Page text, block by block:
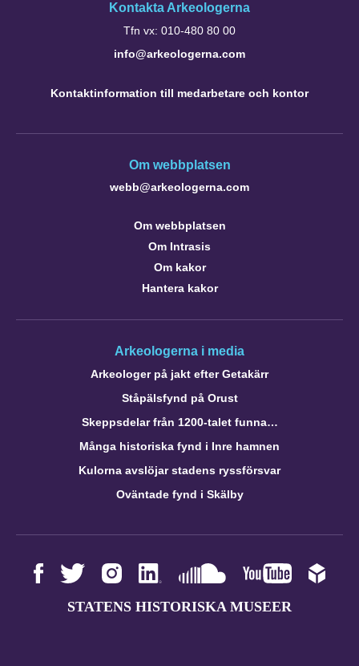
Kontakta Arkeologerna
Tfn vx: 010-480 80 00
info@arkeologerna.com
Kontaktinformation till medarbetare och kontor
Om webbplatsen
webb@arkeologerna.com
Om webbplatsen
Om Intrasis
Om kakor
Hantera kakor
Arkeologerna i media
Arkeologer på jakt efter Getakärr
Ståpälsfynd på Orust
Skeppsdelar från 1200-talet funna…
Många historiska fynd i Inre hamnen
Kulorna avslöjar stadens ryssförsvar
Oväntade fynd i Skälby
STATENS HISTORISKA MUSEER